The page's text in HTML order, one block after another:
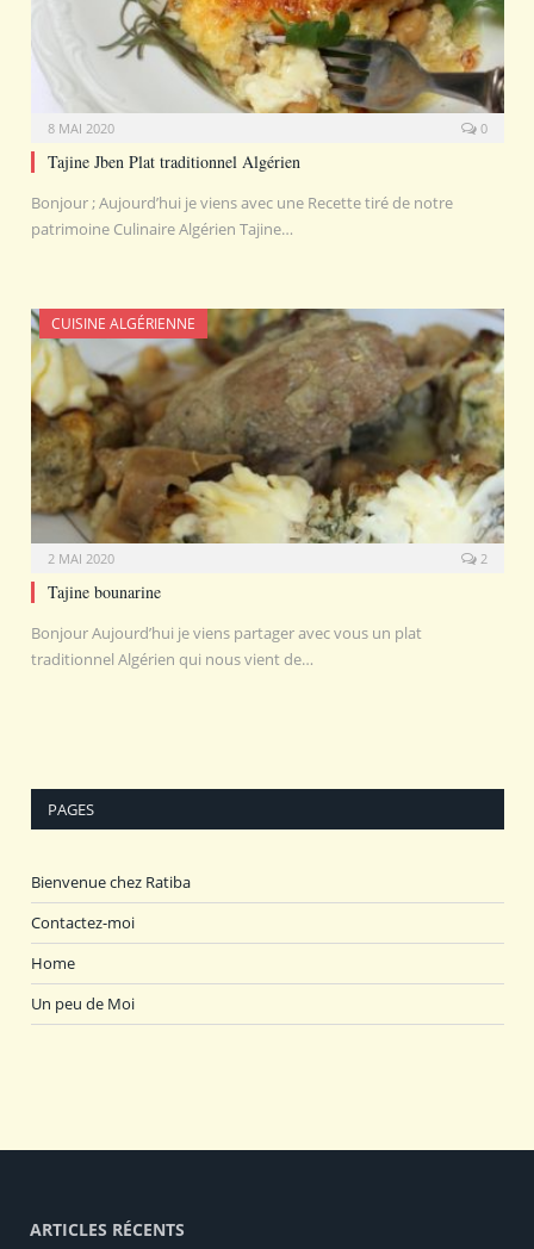
8 MAI 2020 0
Tajine Jben Plat traditionnel Algérien
Bonjour ; Aujourd’hui je viens avec une Recette tiré de notre
patrimoine Culinaire Algérien Tajine…
CUISINE ALGÉRIENNE
2 MAI 2020 2
Tajine bounarine
Bonjour Aujourd’hui je viens partager avec vous un plat
traditionnel Algérien qui nous vient de…
PAGES
Bienvenue chez Ratiba
Contactez-moi
Home
Un peu de Moi
ARTICLES RÉCENTS